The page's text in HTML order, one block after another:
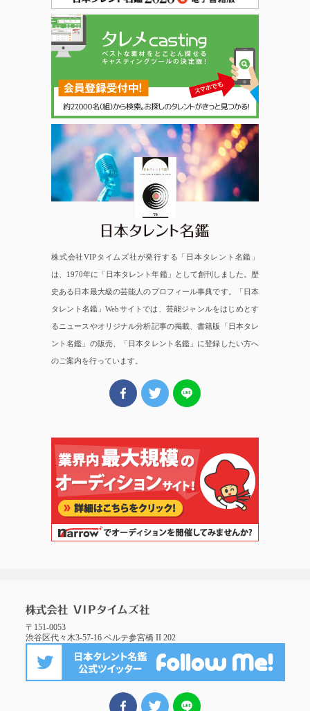
日本タレント名鑑
株式会社VIPタイムズ社が発行する「日本タレント名鑑」
は、1970年に「日本タレント年鑑」として創刊しました。歴
史ある日本最大級の芸能人のプロフィール事典です。「日本
タレント名鑑」Webサイトでは、芸能ジャンルをはじめとす
るニュースやオリジナル分析記事の掲載、書籍版「日本タレ
ント名鑑」の販売、「日本タレント名鑑」に登録したい方へ
のご案内を行っています。
〒151-0053
渋谷区代々木3-57-16 ベルテ参宮橋 II 202
FBでシェアツイート